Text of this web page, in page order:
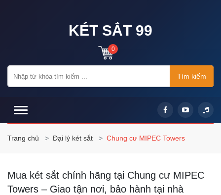
KÉT SẮT 99
0
Tìm kiếm
Trang chủ Đại lý két sắt Chung cư MIPEC Towers
Mua két sắt chính hãng tại Chung cư MIPEC
Towers – Giao tận nơi, bảo hành tại nhà